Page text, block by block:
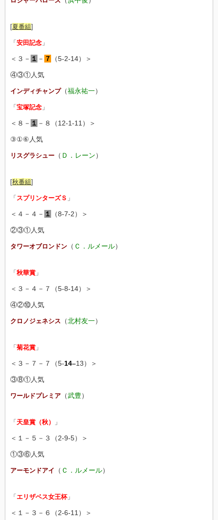
[夏番組]
「 安田記念 」
＜３－ １ － ７ （5-2-14）＞
④③①人気
インディチャンプ（福永祐一）
「 宝塚記念 」
＜８－ １ －８（12-1-11）＞
③①⑥人気
リスグラシュー （ Ｄ．レーン）
[秋番組]
「 スプリンターズＳ 」
＜４－４－ １ （8-7-2）＞
②③①人気
タワーオブロンドン （ Ｃ．ルメール）
「 秋華賞 」
＜３－４－７（5-8-14）＞
④②⑩人気
クロノジェネシス （北村友一）
「 菊花賞 」
＜３－７－７（5-14–13）＞
③⑧①人気
ワールドプレミア （武豊）
「 天皇賞（秋） 」
＜１－５－３（2-9-5）＞
①③⑥人気
アーモンドアイ （ Ｃ．ルメール）
「 エリザベス女王杯」
＜１－３－６（2-6-11）＞